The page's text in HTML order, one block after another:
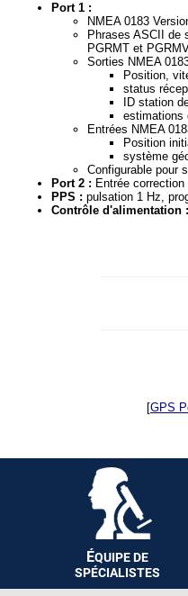
Port 1 :
NMEA 0183
Phrases ASCII de
PGRMT et
Sorties NMEA
Position,
status
ID station
estimations
Entrées NMEA
Position
système
Configurable pour
Port 2 : Entrée
PPS : pulsation 1 Hz,
Contrôle d'alimentation :
[GPS
ÉQUIPE DE
SPÉCIALISTES